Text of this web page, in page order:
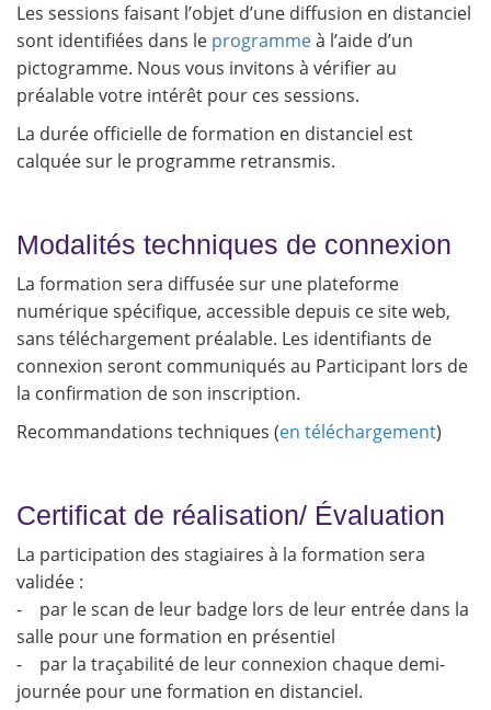
Les sessions faisant l’objet d’une diffusion en distanciel
sont identifiées dans le programmeà l’aide d’un
pictogramme. Nous vous invitons à vérifier au
préalable votre intérêt pour ces sessions.
La durée officielle de formation en distanciel est
calquée sur le programme retransmis.
Modalités techniques de connexion
La formation sera diffusée sur une plateforme
numérique spécifique, accessible depuis ce site web,
sans téléchargement préalable. Les identifiants de
connexion seront communiqués au Participant lors de
la confirmation de son inscription.
Recommandations techniques (en téléchargement)
Certificat de réalisation/ Évaluation
La participation des stagiaires à la formation sera
validée :
- par le scan de leur badge lors de leur entrée dans la
salle pour une formation en présentiel
- par la traçabilité de leur connexion chaque demi-
journée pour une formation en distanciel.